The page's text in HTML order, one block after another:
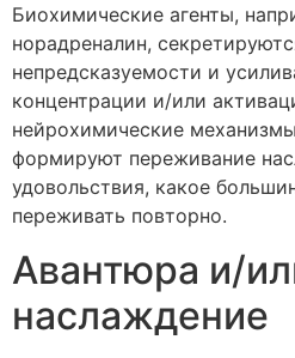
Биохимические агенты,
норадреналин,
непредсказуемости и
концентрации и/или
нейрохимические
формируют переживание
удовольствия, какое
переживать повторно.
Авантюра и/
наслаждение